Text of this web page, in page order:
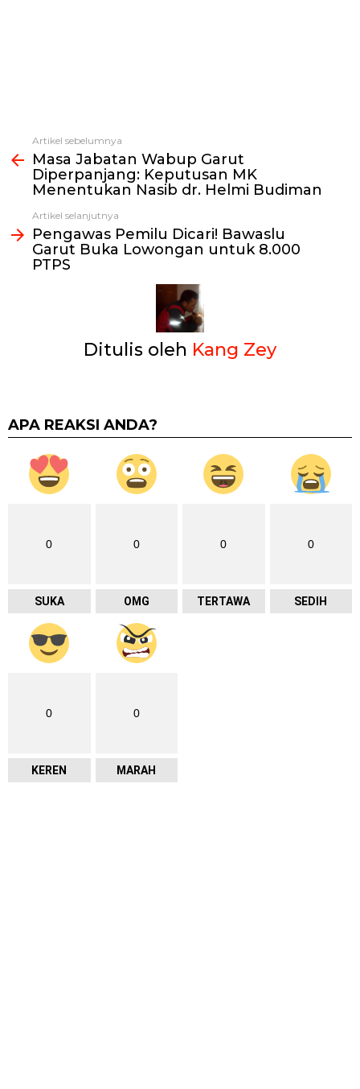
Lihat
selengkapnya
Artikel sebelumnya
Masa Jabatan Wabup Garut
Diperpanjang: Keputusan MK
Menentukan Nasib dr. Helmi Budiman
Artikel selanjutnya
Pengawas Pemilu Dicari! Bawaslu
Garut Buka Lowongan untuk 8.000
PTPS
Ditulis oleh Kang Zey
APA REAKSI ANDA?
0
SUKA
0
OMG
0
TERTAWA
0
SEDIH
0
KEREN
0
MARAH